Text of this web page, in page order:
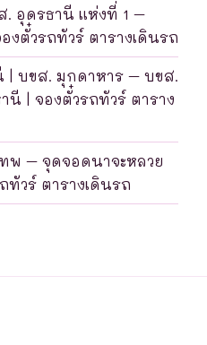
. อุดรธานี แห่งที่ 1 –
งตั๋วรถทัวร์ ตารางเดินรถ
| บขส. มุกดาหาร – บขส.
นี | จองตั๋วรถทัวร์ ตาราง
พ – จุดจอดนาจะหลวย
ทัวร์ ตารางเดินรถ